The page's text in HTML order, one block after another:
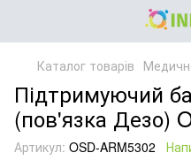
Каталог товарів
Підтримуючий
(пов'язка Дезо)
Артикул: OSD-ARM5302